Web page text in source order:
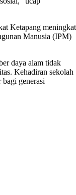
Ketapang meningkat
Manusia (IPM)
daya alam tidak
Kehadiran sekolah
generasi